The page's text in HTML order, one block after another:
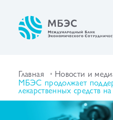
Главная Новости и
МБЭС продолжает
лекарственных средств